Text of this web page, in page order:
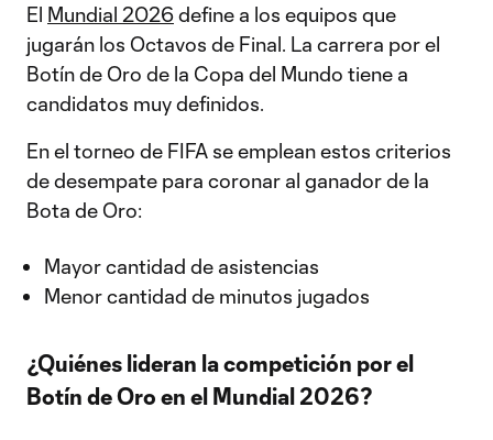
El Mundial 2026define a los equipos que
jugarán los Octavos de Final. La carrera por el
Botín de Oro de la Copa del Mundo tiene a
candidatos muy definidos.
En el torneo de FIFA se emplean estos criterios
de desempate para coronar al ganador de la
Bota de Oro:
Mayor cantidad de asistencias
Menor cantidad de minutos jugados
¿Quiénes lideran la competición por el
Botín de Oro en el Mundial 2026?